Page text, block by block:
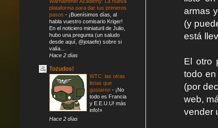
armas
(y
está
El otro
todo
(por
web,
vender
plataforma para dar tus primeros
pasos - ¡Buenísimos días, al
habla vuestro comisario Kriger!
En el noticiero miniaturil de Julio,
hubo una pregunta (un saludo
desde aquí, @jotaefe) sobre si
valía...
Hace 2 días
Tozudos!
WTC: las otras
listas que
gustaron - ¡No
todo es Francia
y E.E.U.U! más
info!»
Hace 2 días